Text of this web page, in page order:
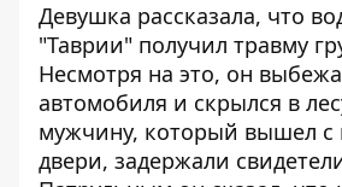
Девушка рассказала, что
"Таврии" получил травму
Несмотря на это, он
автомобиля и скрылся в
мужчину, который вышел с
двери, задержали